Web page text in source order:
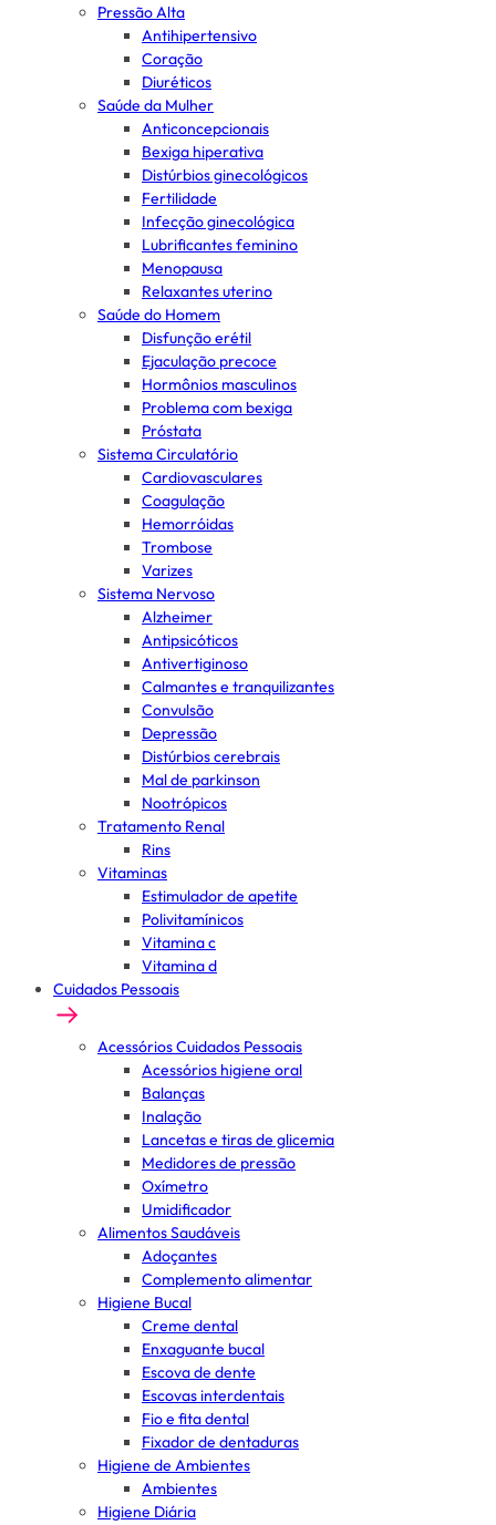
Pressão Alta
Antihipertensivo
Coração
Diuréticos
Saúde da Mulher
Anticoncepcionais
Bexiga hiperativa
Distúrbios ginecológicos
Fertilidade
Infecção ginecológica
Lubrificantes feminino
Menopausa
Relaxantes uterino
Saúde do Homem
Disfunção erétil
Ejaculação precoce
Hormônios masculinos
Problema com bexiga
Próstata
Sistema Circulatório
Cardiovasculares
Coagulação
Hemorróidas
Trombose
Varizes
Sistema Nervoso
Alzheimer
Antipsicóticos
Antivertiginoso
Calmantes e tranquilizantes
Convulsão
Depressão
Distúrbios cerebrais
Mal de parkinson
Nootrópicos
Tratamento Renal
Rins
Vitaminas
Estimulador de apetite
Polivitamínicos
Vitamina c
Vitamina d
Cuidados Pessoais
Acessórios Cuidados Pessoais
Acessórios higiene oral
Balanças
Inalação
Lancetas e tiras de glicemia
Medidores de pressão
Oxímetro
Umidificador
Alimentos Saudáveis
Adoçantes
Complemento alimentar
Higiene Bucal
Creme dental
Enxaguante bucal
Escova de dente
Escovas interdentais
Fio e fita dental
Fixador de dentaduras
Higiene de Ambientes
Ambientes
Higiene Diária